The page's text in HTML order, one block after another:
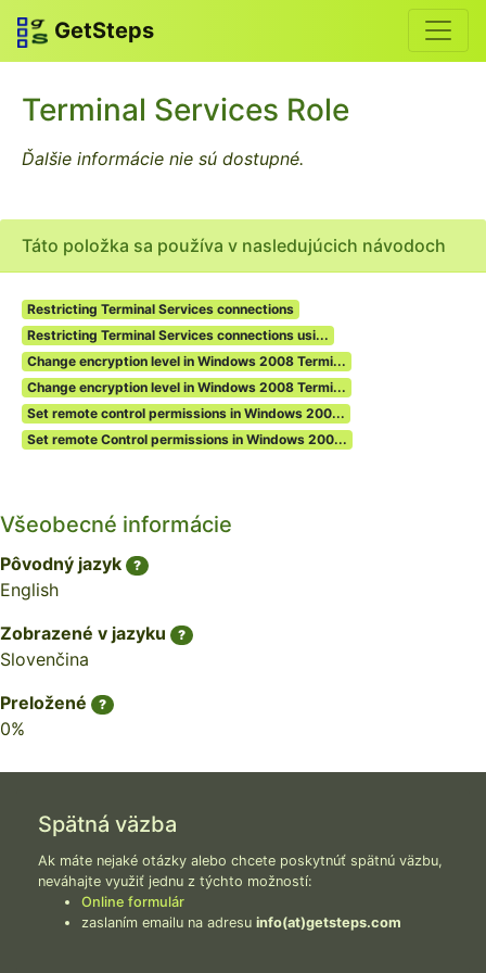
GetSteps
Terminal Services Role
Ďalšie informácie nie sú dostupné.
Táto položka sa používa v nasledujúcich návodoch
Restricting Terminal Services connections
Restricting Terminal Services connections usi...
Change encryption level in Windows 2008 Termi...
Change encryption level in Windows 2008 Termi...
Set remote control permissions in Windows 200...
Set remote Control permissions in Windows 200...
Všeobecné informácie
Pôvodný jazyk ?
English
Zobrazené v jazyku
?
Slovenčina
Preložené
?
0%
Spätná väzba
Ak máte nejaké otázky alebo chcete poskytnúť spätnú väzbu,
neváhajte využiť jednu z týchto možností:
Online formulár
zaslaním emailu na adresu info(at)getsteps.com